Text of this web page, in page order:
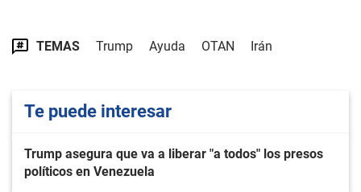
TEMAS Trump Ayuda OTAN Irán
Te puede interesar
Trump asegura que va a liberar "a todos" los presos
políticos en Venezuela